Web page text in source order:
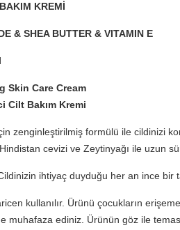
KREMİ
& SHEA BUTTER & VITAMIN E
Skin Care Cream
Cilt Bakım Kremi
zenginleştirilmiş formülü ile cildinizi
cevizi ve Zeytinyağı ile uzun
ihtiyaç duyduğu her an ince bir
kullanılır. Ürünü çocukların
muhafaza ediniz. Ürünün göz ile